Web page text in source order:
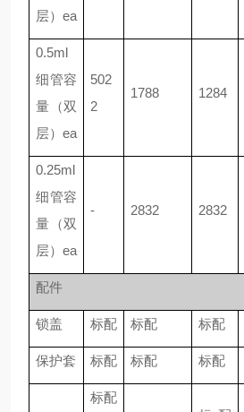
层）ea
0.5ml
细管容
量（双
层）ea
502
2
1788 1284
0.25ml
细管容
量（双
层）ea
- 2832 2832
配件
锁盖 标配 标配 标配
保护套 标配 标配 标配
标配